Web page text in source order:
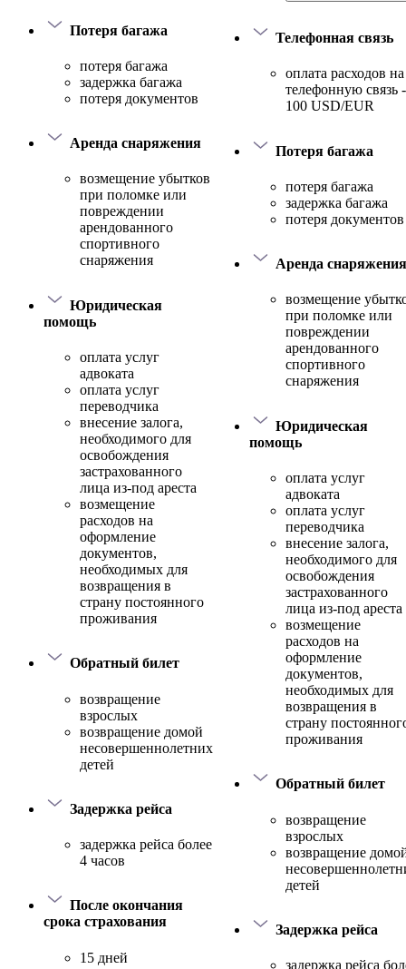
Потеря багажа
потеря багажа
задержка багажа
потеря документов
Аренда снаряжения
возмещение убытков
при поломке или
повреждении
арендованного
спортивного
снаряжения
Юридическая
помощь
оплата услуг
адвоката
оплата услуг
переводчика
внесение залога,
необходимого для
освобождения
застрахованного
лица из-под ареста
возмещение
расходов на
оформление
документов,
необходимых для
возвращения в
страну постоянного
проживания
Обратный билет
возвращение
взрослых
возвращение домой
несовершеннолетних
детей
Задержка рейса
задержка рейса более
4 часов
После окончания
срока страхования
15 дней
Телефонная связь
оплата расходов на
телефонную связь -
100 USD/EUR
Потеря багажа
потеря багажа
задержка багажа
потеря документов
Аренда снаряжения
возмещение
при поломке или
повреждении
арендованного
спортивного
снаряжения
Юридическая
помощь
оплата услуг
адвоката
оплата услуг
переводчика
внесение залога,
необходимого для
освобождения
застрахованного
лица из-под ареста
возмещение
расходов на
оформление
документов,
необходимых для
возвращения в
страну
проживания
Обратный билет
возвращение
взрослых
возвращение
детей
Задержка рейса
задержка рейса